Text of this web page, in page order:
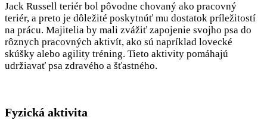
Jack Russell teriér bol pôvodne chovaný ako pracovný
teriér, a preto je dôležité poskytnúť mu dostatok príležitostí
na prácu. Majitelia by mali zvážiť zapojenie svojho psa do
rôznych pracovných aktivít, ako sú napríklad lovecké
skúšky alebo agility tréning. Tieto aktivity pomáhajú
udržiavať psa zdravého a šťastného.
Fyzická aktivita